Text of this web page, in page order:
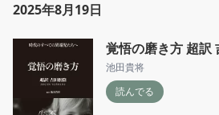
『グーグル翻訳で「
してみると、「
k.」と出ます。直訳す
2025年8月19日
覚悟の磨き方 超訳
池田貴将
読んでる